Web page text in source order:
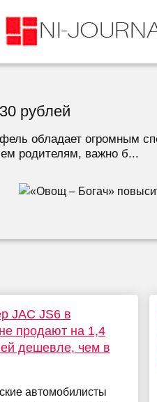
рублей
обладает огромным
родителям, важно б...
JAC JS6 в
продают на 1,4
дешевле, чем в
автомобилисты